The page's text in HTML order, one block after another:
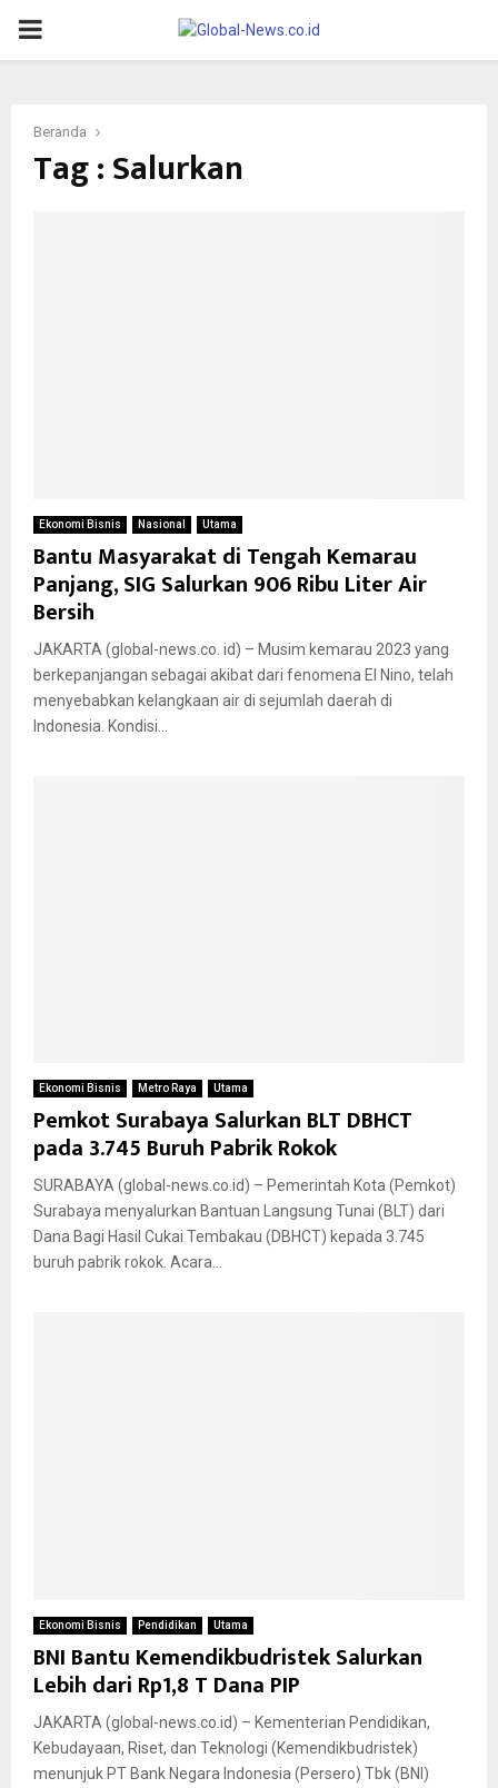
PRIMARY
Beranda
Tag : Salurkan
Ekonomi Bisnis Nasional Utama
Bantu Masyarakat di Tengah Kemarau
Panjang, SIG Salurkan 906 Ribu Liter Air
Bersih
JAKARTA (global-news.co. id) – Musim kemarau 2023 yang
berkepanjangan sebagai akibat dari fenomena El Nino, telah
menyebabkan kelangkaan air di sejumlah daerah di
Indonesia. Kondisi...
Ekonomi Bisnis Metro Raya Utama
Pemkot Surabaya Salurkan BLT DBHCT
pada 3.745 Buruh Pabrik Rokok
SURABAYA (global-news.co.id) – Pemerintah Kota (Pemkot)
Surabaya menyalurkan Bantuan Langsung Tunai (BLT) dari
Dana Bagi Hasil Cukai Tembakau (DBHCT) kepada 3.745
buruh pabrik rokok. Acara...
Ekonomi Bisnis Pendidikan Utama
BNI Bantu Kemendikbudristek Salurkan
Lebih dari Rp1,8 T Dana PIP
JAKARTA (global-news.co.id) – Kementerian Pendidikan,
Kebudayaan, Riset, dan Teknologi (Kemendikbudristek)
menunjuk PT Bank Negara Indonesia (Persero) Tbk (BNI)